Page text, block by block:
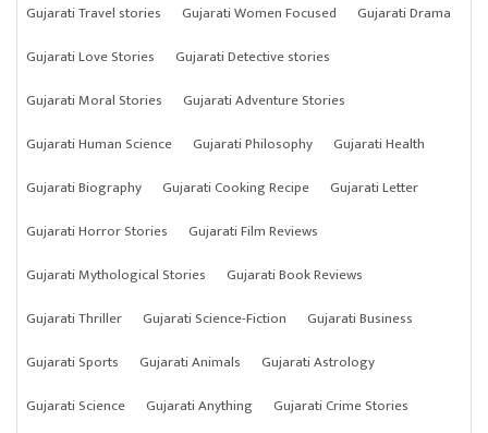
Gujarati Travel stories
Gujarati Women Focused
Gujarati Drama
Gujarati Love Stories
Gujarati Detective stories
Gujarati Moral Stories
Gujarati Adventure Stories
Gujarati Human Science
Gujarati Philosophy
Gujarati Health
Gujarati Biography
Gujarati Cooking Recipe
Gujarati Letter
Gujarati Horror Stories
Gujarati Film Reviews
Gujarati Mythological Stories
Gujarati Book Reviews
Gujarati Thriller
Gujarati Science-Fiction
Gujarati Business
Gujarati Sports
Gujarati Animals
Gujarati Astrology
Gujarati Science
Gujarati Anything Gujarati Crime Stories